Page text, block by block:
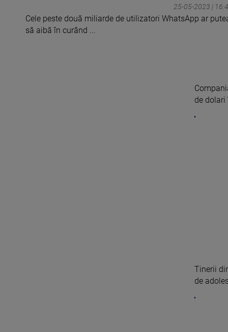
25-05-2023 |
Cele peste două miliarde de utilizatori WhatsApp ar
să aibă în curând ...
de dolari
Tinerii
de